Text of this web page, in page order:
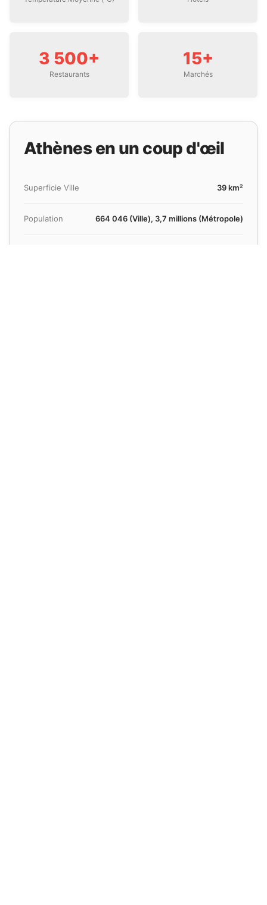
3 500+
Restaurants
15+
Marchés
Athènes en un coup d'œil
Superficie Ville 39 km²
Population 664 046 (Ville), 3,7 millions (Métropole)